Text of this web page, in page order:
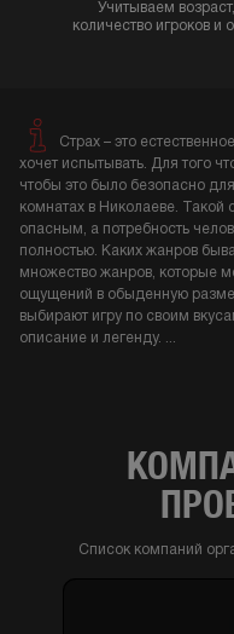
Учитываем возраст,
количество игроков и
Страх – это
хочет испытывать. Для того
чтобы это было безопасно
комнатах в Николаеве. Такой
опасным, а потребность
полностью. Каких жанров
множество жанров, которые
ощущений в обыденную
выбирают игру по своим
описание и легенду.
Список компаний